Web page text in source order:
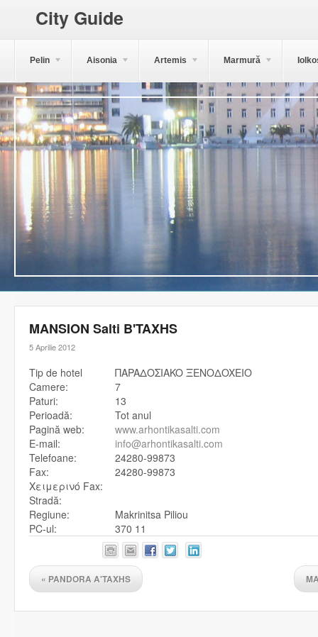
City Guide
Pelin Aisonia Artemis Marmură
MANSION Salti B'TAXHS
5 Aprilie 2012
Tip de hotel
ΠAPAΔOΣIAKO ΞENOΔOXEIO
Camere:
7
Paturi:
13
Perioadă:
Tot anul
Pagină web:
www.arhontikasalti.com
E-mail:
info@arhontikasalti.com
Telefoane:
24280-99873
Fax:
24280-99873
Χειμερινό Fax:
Stradă:
Regiune:
Makrinitsa Piliou
PC-ul:
370 11
« PANDORA A'TAXHS